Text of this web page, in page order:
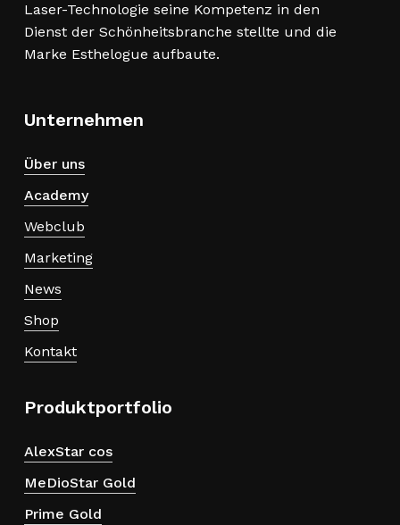
Laser-Technologie seine Kompetenz in den
Dienst der Schönheitsbranche stellte und die
Marke Esthelogue aufbaute.
Unternehmen
Über uns
Academy
Webclub
Marketing
News
Shop
Kontakt
Produktportfolio
AlexStar cos
MeDioStar Gold
Prime Gold